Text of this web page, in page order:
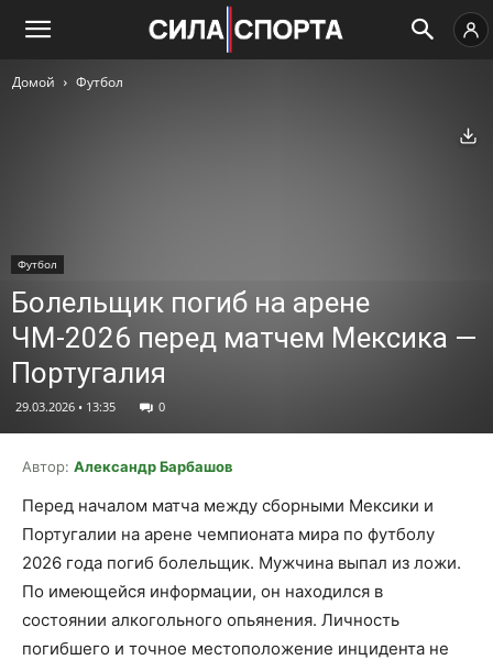
Домой Футбол
Футбол
Болельщик погиб на арене
ЧМ-2026 перед матчем Мексика —
Португалия
29.03.2026 • 13:35 0
Автор: Александр Барбашов
Перед началом матча между сборными Мексики и
Португалии на арене чемпионата мира по футболу
2026 года погиб болельщик. Мужчина выпал из ложи.
По имеющейся информации, он находился в
состоянии алкогольного опьянения. Личность
погибшего и точное местоположение инцидента не